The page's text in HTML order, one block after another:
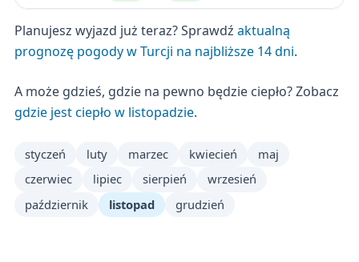
Planujesz wyjazd już teraz? Sprawdź aktualną
prognozę pogody w Turcji na najbliższe 14 dni.
A może gdzieś, gdzie na pewno będzie ciepło? Zobacz
gdzie jest ciepło w listopadzie.
styczeń luty marzec kwiecień
maj
czerwiec
lipiec sierpień
wrzesień
październik
listopad grudzień